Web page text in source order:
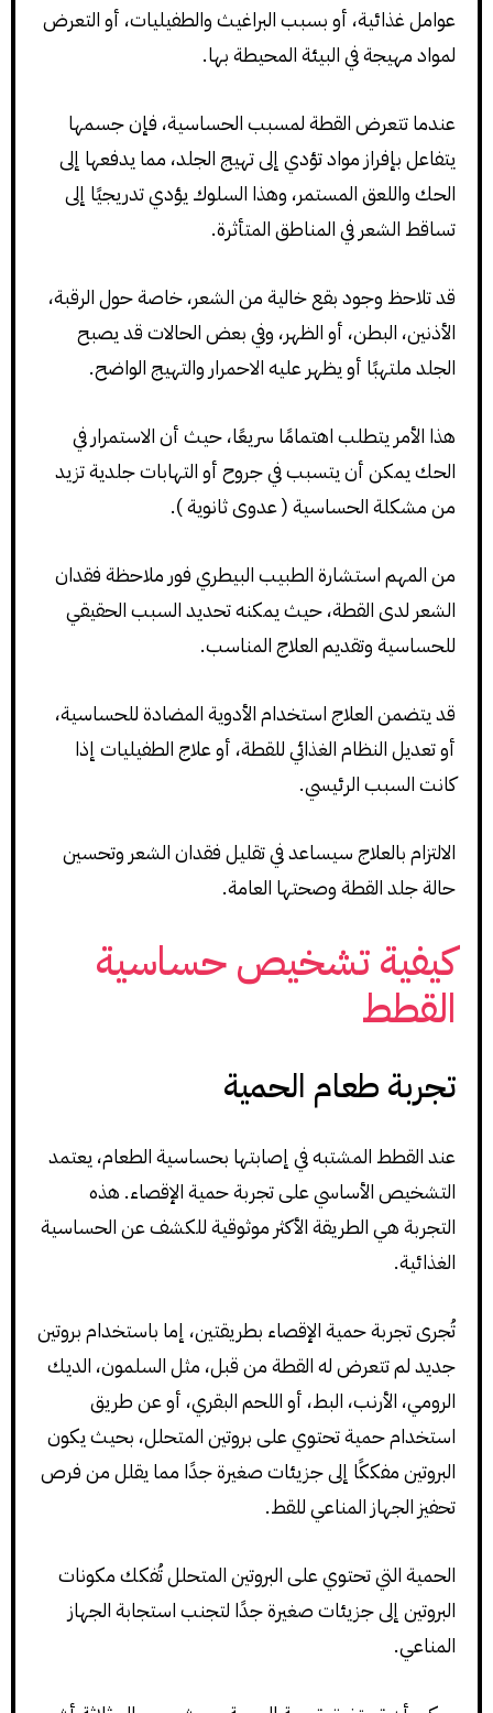
عوامل غذائية، أو بسبب البراغيث والطفيليات، أو التعرض
لمواد مهيجة في البيئة المحيطة بها.
عندما تتعرض القطة لمسبب الحساسية، فإن جسمها
يتفاعل بإفراز مواد تؤدي إلى تهيج الجلد، مما يدفعها إلى
الحك واللعق المستمر، وهذا السلوك يؤدي تدريجيًا إلى
تساقط الشعر في المناطق المتأثرة.
قد تلاحظ وجود بقع خالية من الشعر، خاصة حول الرقبة،
الأذنين، البطن، أو الظهر، وفي بعض الحالات قد يصبح
الجلد ملتهبًا أو يظهر عليه الاحمرار والتهيج الواضح.
هذا الأمر يتطلب اهتمامًا سريعًا، حيث أن الاستمرار في
الحك يمكن أن يتسبب في جروح أو التهابات جلدية تزيد
من مشكلة الحساسية ( عدوى ثانوية ).
من المهم استشارة الطبيب البيطري فور ملاحظة فقدان
الشعر لدى القطة، حيث يمكنه تحديد السبب الحقيقي
للحساسية وتقديم العلاج المناسب.
قد يتضمن العلاج استخدام الأدوية المضادة للحساسية،
أو تعديل النظام الغذائي للقطة، أو علاج الطفيليات إذا
كانت السبب الرئيسي.
الالتزام بالعلاج سيساعد في تقليل فقدان الشعر وتحسين
حالة جلد القطة وصحتها العامة.
كيفية تشخيص حساسية
القطط
تجربة طعام الحمية
عند القطط المشتبه في إصابتها بحساسية الطعام، يعتمد
التشخيص الأساسي على تجربة حمية الإقصاء. هذه
التجربة هي الطريقة الأكثر موثوقية للكشف عن الحساسية
الغذائية.
تُجرى تجربة حمية الإقصاء بطريقتين، إما باستخدام بروتين
جديد لم تتعرض له القطة من قبل، مثل السلمون، الديك
الرومي، الأرنب، البط، أو اللحم البقري، أو عن طريق
استخدام حمية تحتوي على بروتين المتحلل، بحيث يكون
البروتين مفككًا إلى جزيئات صغيرة جدًا مما يقلل من فرص
تحفيز الجهاز المناعي للقط.
الحمية التي تحتوي على البروتين المتحلل تُفكك مكونات
البروتين إلى جزيئات صغيرة جدًا لتجنب استجابة الجهاز
المناعي.